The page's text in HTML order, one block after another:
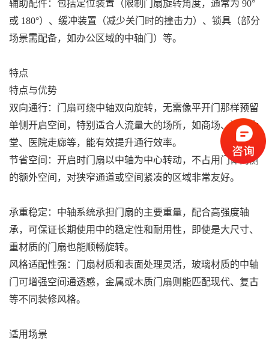
辅助配件：包括定位装置（限制门扇旋转角度，通常为 90°
或 180°）、缓冲装置（减少关门时的撞击力）、锁具（部分
场景需配备，如办公区域的中轴门）等。
特点
特点与优势
双向通行：门扇可绕中轴双向旋转，无需像平开门那样预留
单侧开启空间，特别适合人流量大的场所，如商场、酒店大
堂、医院走廊等，能有效提升通行效率。
节省空间：开启时门扇以中轴为中心转动，不占用门体两侧
的额外空间，对狭窄通道或空间紧凑的区域非常友好。
承重稳定：中轴系统承担门扇的主要重量，配合高强度轴
承，可保证长期使用中的稳定性和耐用性，即使是大尺寸、
重材质的门扇也能顺畅旋转。
风格适配性强：门扇材质和表面处理灵活，玻璃材质的中轴
门可增强空间通透感，金属或木质门扇则能匹配现代、复古
等不同装修风格。
适用场景